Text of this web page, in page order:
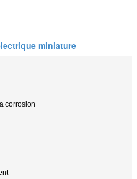
miniature
corrosion